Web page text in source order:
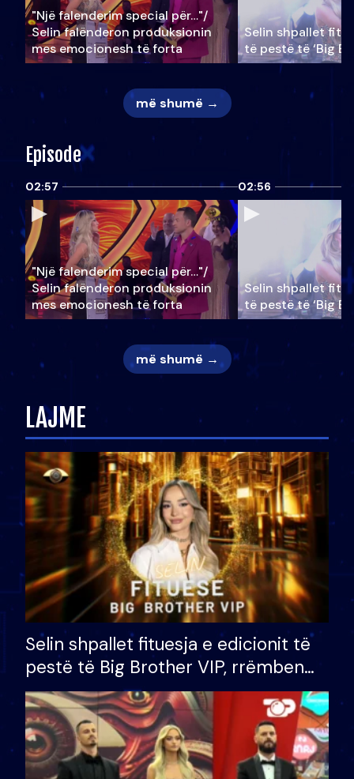
"Një falenderim special për…"/
Selin falënderon produksionin
mes emocionesh të forta
Selin shpallet
të pestë të ‘Big
më shumë →
Episode
02:57
"Një falenderim special për…"/
Selin falënderon produksionin
mes emocionesh të forta
02:56
Selin shpallet
të pestë të ‘Big
më shumë →
LAJME
Selin shpallet fituesja e edicionit të
pestë të Big Brother VIP, rrëmben
çmimin e madh prej 100 mijë eurosh